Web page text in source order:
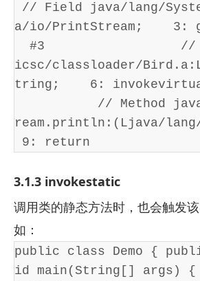
// Field java/lang/
a/io/PrintStream;
#3                  //
icsc/classloader/
tring;    6:
// Method java/
ream.println:(Ljava/
9: return
3.1.3 invokestatic
调用类的静态方法时，也会触发
如：
public class Demo {
id main(String[] args) {